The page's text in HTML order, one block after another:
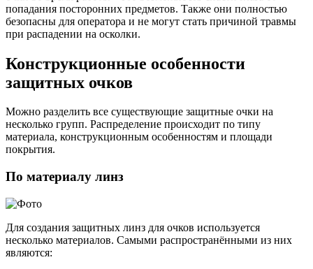
попадания посторонних предметов. Также они полностью
безопасны для оператора и не могут стать причиной травмы
при распадении на осколки.
Конструкционные особенности
защитных очков
Можно разделить все существующие защитные очки на
несколько групп. Распределение происходит по типу
материала, конструкционным особенностям и площади
покрытия.
По материалу линз
Для создания защитных линз для очков используется
несколько материалов. Самыми распространёнными из них
являются: